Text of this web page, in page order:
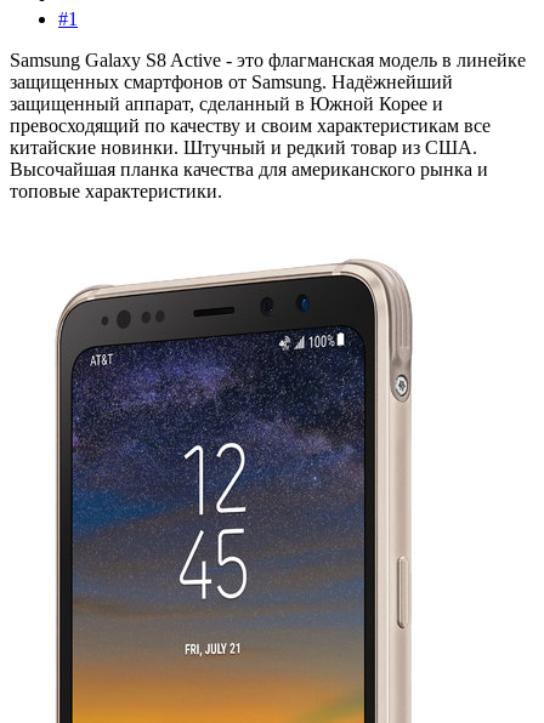
#1
Samsung Galaxy S8 Active - это флагманская модель в линейке
защищенных смартфонов от Samsung. Надёжнейший
защищенный аппарат, сделанный в Южной Корее и
превосходящий по качеству и своим характеристикам все
китайские новинки. Штучный и редкий товар из США.
Высочайшая планка качества для американского рынка и
топовые характеристики.